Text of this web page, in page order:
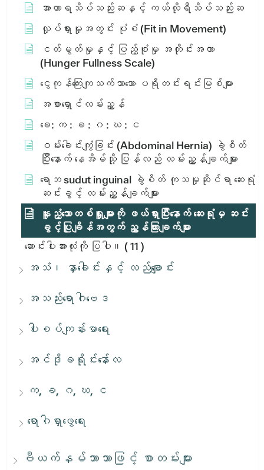
အာဟာရသိပ်သည်းဆနှင့် ကယ်လိုရီသိပ်သည်းဆ
လှုပ်ရှားမှုအတွင်း ပုံစံ (Fit in Movement)
ငတ်မွတ်မှုနှင့် ပြည့်စုံမှု အတိုင်းအတာ
(Hunger Fullness Scale)
ငွေကုန်ကြေးကျသက်သာသော ပရိုတင်းရင်းမြစ်များ
အစာရှောင်လမ်းညွှန်
ခေ: က : ခ : ဂ : ဃ : င
ဝမ်းခေါင်းကျွံခြင်း (Abdominal Hernia) ခွဲစိတ်
ပြီးနောက် နေအိမ်သို့ ပြန်လည် လမ်းညွှန်ချက်များ
ရောဘ sudut inguinal ခွဲစိတ် ကုသမှုဆိုင်ရာ ဆေးရုံ
ဆင်းခွင့် လမ်းညွှန်ချက်များ
နူးညံ့သောတစ်ရှူးများကို ဖယ်ရှားပြီးနောက် ဆေးရုံမှ ဆင်း
ခွင့်ပြုချိန်အတွက် ညွှန်ကြားချက်များ
ဆောင်းပါးအားလုံးကို ပြပါ။ ( 11 )
အသံ၊ နှာခေါင်းနှင့် လည်ချောင်း
အသည်းရောဂါဗေဒ
ပါးစပ်ကျန်းမာရေး
အင်ဒိုခရိုင်းနော်လ
က, ခ, ဂ, ဃ, င
ရောဂါရှာဖွေရေး
ဗီယက်နမ်ဘာသာဖြင့် စာတမ်းများ